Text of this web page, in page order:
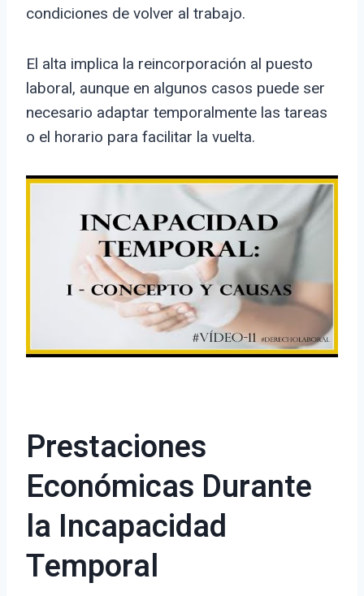
condiciones de volver al trabajo.
El alta implica la reincorporación al puesto
laboral, aunque en algunos casos puede ser
necesario adaptar temporalmente las tareas
o el horario para facilitar la vuelta.
Prestaciones
Económicas Durante
la Incapacidad
Temporal